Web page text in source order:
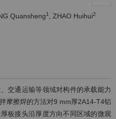
Quansheng1 , ZHAO Huihui2
交通运输等领域对构件的承载能力
摩擦焊的方法对9 mm厚2A14-T4铝
板接头沿厚度方向不同区域的微观